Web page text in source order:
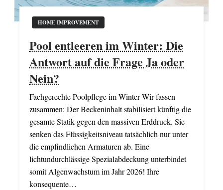
HOME IMPROVEMENT
Pool entleeren im Winter: Die
Antwort auf die Frage Ja oder
Nein?
Fachgerechte Poolpflege im Winter Wir fassen
zusammen: Der Beckeninhalt stabilisiert künftig die
gesamte Statik gegen den massiven Erddruck. Sie
senken das Flüssigkeitsniveau tatsächlich nur unter
die empfindlichen Armaturen ab. Eine
lichtundurchlässige Spezialabdeckung unterbindet
somit Algenwachstum im Jahr 2026! Ihre
konsequente…